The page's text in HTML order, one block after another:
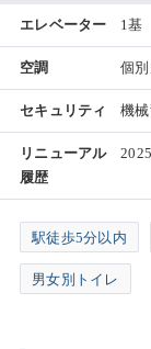
エレベーター 1基
空調 個
セキュリティ 機
リニューアル
履歴
駅徒歩5分以内
男女別トイレ